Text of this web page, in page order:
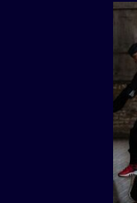
een
van
de
ter
en
een
de